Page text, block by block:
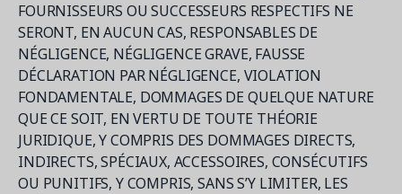
FOURNISSEURS OU SUCCESSEURS RESPECTIFS NE
SERONT, EN AUCUN CAS, RESPONSABLES DE
NÉGLIGENCE, NÉGLIGENCE GRAVE, FAUSSE
DÉCLARATION PAR NÉGLIGENCE, VIOLATION
FONDAMENTALE, DOMMAGES DE QUELQUE NATURE
QUE CE SOIT, EN VERTU DE TOUTE THÉORIE
JURIDIQUE, Y COMPRIS DES DOMMAGES DIRECTS,
INDIRECTS, SPÉCIAUX, ACCESSOIRES, CONSÉCUTIFS
OU PUNITIFS, Y COMPRIS, SANS S’Y LIMITER, LES